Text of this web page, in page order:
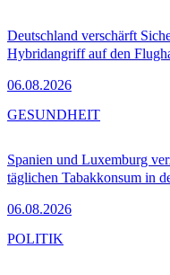
Deutschland verschärft
Hybridangriff auf den
06.08.2026
Spanien und Luxemburg
täglichen Tabakkonsum in
06.08.2026
GESUNDHEIT
POLITIK